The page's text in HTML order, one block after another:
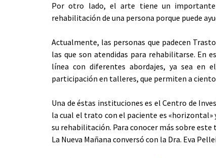
Por otro lado, el arte tiene un
rehabilitación de una persona porque puede
Actualmente, las personas que padecen
las que son atendidas para rehabilitarse. En
línea con diferentes abordajes, ya sea
participación en talleres, que permiten a
Una de éstas instituciones es el Centro de
la cual el trato con el paciente es
su rehabilitación. Para conocer más sobre este
La Nueva Mañana conversó con la Dra. Eva